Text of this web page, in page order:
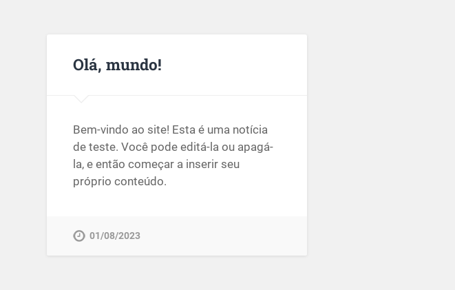
Olá, mundo!
Bem-vindo ao site! Esta é uma notícia
de teste. Você pode editá-la ou apagá-
la, e então começar a inserir seu
próprio conteúdo.
01/08/2023